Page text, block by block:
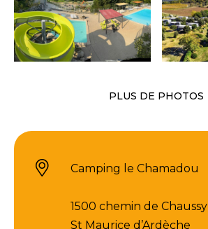
PLUS DE PHOTOS
Camping le Chamadou
1500 chemin de Chaussy
St Maurice d’Ardèche